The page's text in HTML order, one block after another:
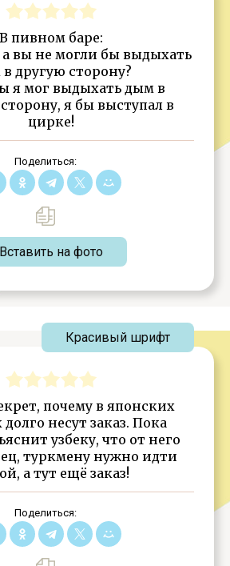
В пивном баре:
вы не могли бы выдыхать
другую сторону?
я мог выдыхать дым в
я бы выступал в
цирке!
Поделиться:
Вставить на фото
почему в японских
долго несут заказ. Пока
узбеку, что от него
туркмену нужно идти
а тут ещё заказ!
Поделиться:
Красивый шрифт